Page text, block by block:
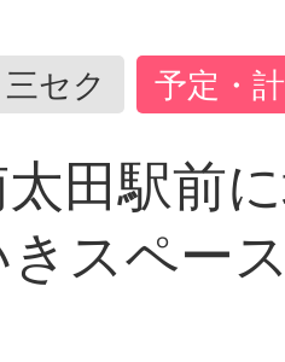
セク 予定・
田駅前
きスペー